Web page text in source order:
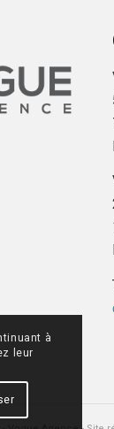
à
leur